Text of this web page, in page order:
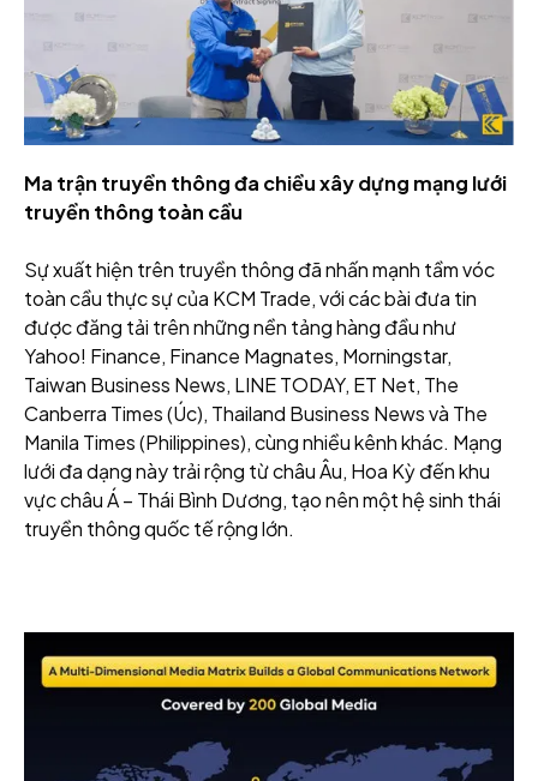
Ma trận truyền thông đa chiều xây dựng mạng lưới
truyền thông toàn cầu
Sự xuất hiện trên truyền thông đã nhấn mạnh tầm vóc
toàn cầu thực sự của KCM Trade, với các bài đưa tin
được đăng tải trên những nền tảng hàng đầu như
Yahoo! Finance, Finance Magnates, Morningstar,
Taiwan Business News, LINE TODAY, ET Net, The
Canberra Times (Úc), Thailand Business News và The
Manila Times (Philippines), cùng nhiều kênh khác. Mạng
lưới đa dạng này trải rộng từ châu Âu, Hoa Kỳ đến khu
vực châu Á – Thái Bình Dương, tạo nên một hệ sinh thái
truyền thông quốc tế rộng lớn.